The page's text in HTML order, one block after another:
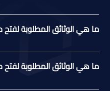
ما هي الوثائق المطلوبة
ما هي الوثائق المطلوبة